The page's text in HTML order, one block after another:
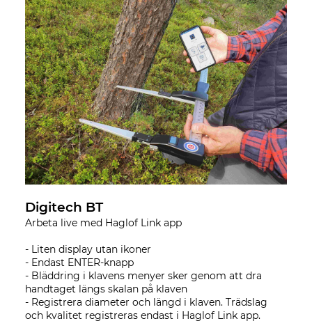
Digitech BT
Arbeta live med Haglof Link app
- Liten display utan ikoner
- Endast ENTER-knapp
- Bläddring i klavens menyer sker genom att dra
handtaget längs skalan på klaven
- Registrera diameter och längd i klaven. Trädslag
och kvalitet registreras endast i Haglof Link app.